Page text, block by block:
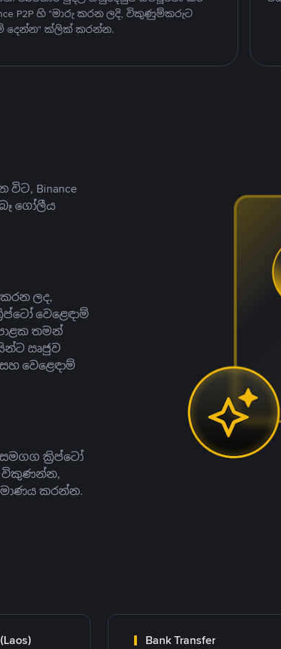
P2P හි "මාරු කරන ලදි, විකුණුම්කරුට
දෙන්න" ක්ලික් කරන්න.
Binance
ගෝලීය
ලද,
වෙළෙඳාම්
තමන්
ඍජුව
වෙළෙඳාම්
ක්‍රිප්ටෝ
විකුණන්න,
කරන්න.
Bank Transfer